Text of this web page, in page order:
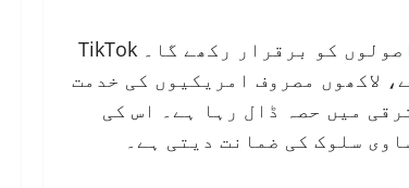
چین اپنے کاروباری اداروں کے قانونی حقوق کے تحفظ کے اصولوں کو برقرار رکھے گا۔ TikTok
لاکھوں مصروف امریکیوں کی خدمت
میں حصہ ڈال رہا ہے۔ اس کی
سلوک کی ضمانت دیتی ہے۔